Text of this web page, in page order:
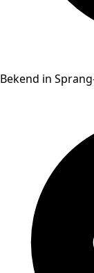
Bekend in